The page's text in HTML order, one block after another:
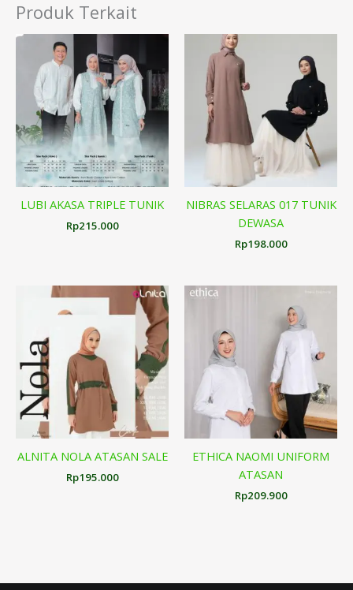
Produk Terkait
LUBI AKASA TRIPLE TUNIK
Rp215.000
NIBRAS SELARAS 017 TUNIK
DEWASA
Rp198.000
ALNITA NOLA ATASAN SALE
Rp195.000
ETHICA NAOMI UNIFORM
ATASAN
Rp209.900